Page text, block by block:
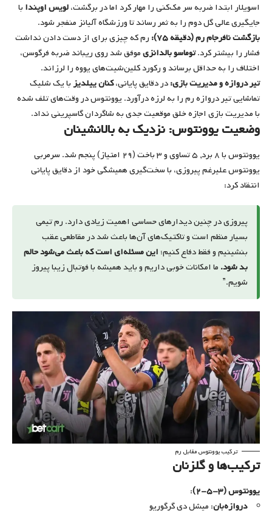
اسویلار ابتدا ضربه سر مک‌کنی را مهار کرد اما در برگشت،لویس اوپندا با
جایگیری عالی گل دوم را به ثمر رساند تا ورزشگاه آلیانز منفجر شود.
بازگشت نافرجام رم (دقیقه ۷۵):
رم که چیزی برای از دست دادن نداشت
فشار را بیشتر کرد.توماسو بالدانزیموفق شد روی ریباند ضربه فرگوسن،
اختلاف را به حداقل برساند و رکورد کلین‌شیت‌های یووه را لرزاند.
تیر دروازه و مدیریت بازی:در دقایق پایانی،کنان ییلدیزبا یک شلیک
تماشایی تیر دروازه رم را به لرزه درآورد. یوونتوس در وقت‌های تلف شده
با مدیریت بازی اجازه خلق موقعیت جدی به شاگردان گاسپرینی نداد.
وضعیت یوونتوس: نزدیک به بالانشینان
یوونتوس با ۸ برد, ۵ تساوی و ۳ باخت (۲۹ امتیاز) پنجم شد. سرمربی
یوونتوس علیرغم پیروزی، با سخت‌گیری همیشگی خود از دقایق پایانی
انتقاد کرد:
پیروزی در چنین دیدارهای حساسی اهمیت زیادی دارد. رم تیمی
بسیار منظم است و تاکتیک‌های آن‌ها باعث شد در مقاطعی عقب
بنشینیم و فقط دفاع کنیم؛ این مسئله‌ای است که باعث می‌شود حالم
بد شود. ما امکانات خوبی داریم و باید همیشه با فوتبال زیبا پیروز
شویم.”
ترکیب یوونتوس مقابل رم
ترکیب‌ها و گلزنان
یوونتوس (۳-۵-۲)
:
دروازه‌بان: میشل دی گرگوریو